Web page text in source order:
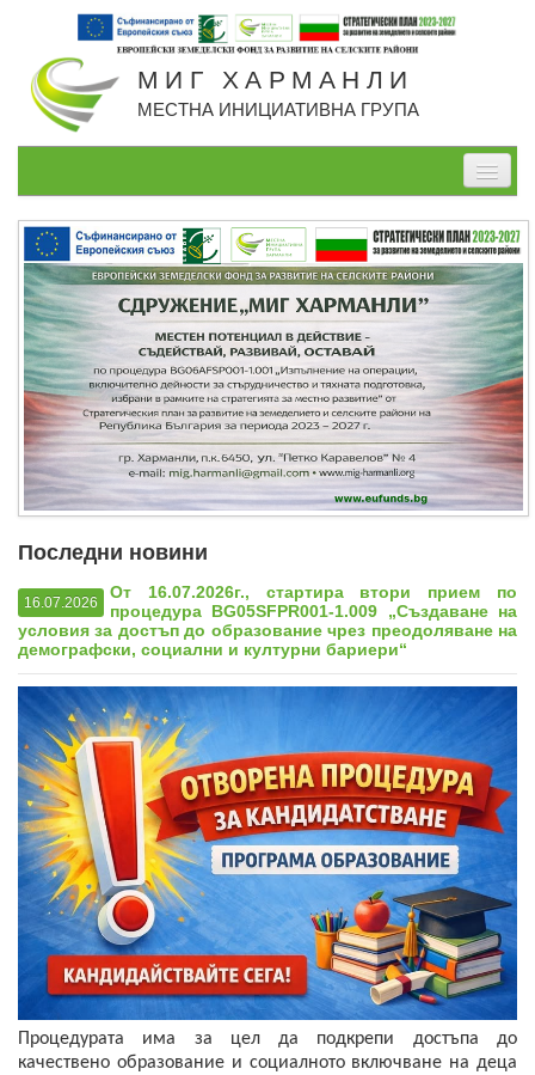
МИГ ХАРМАНЛИ
МЕСТНА ИНИЦИАТИВНА ГРУПА
За нас
Проекти, изпълнявани от МИГ
Проекти по СВОМР
Стратегия
Мерки
Дейности
Профил на купувача
Новини
Фотогалерия
Контакти
МЕСТНИ И ИНИЦИАТИВНИ
Нормативна уредба
Полезни връзки
Европа инвестира
Лидер територии
Последни новини
16.07.2026
От 16.07.2026г., стартира втори прием по
процедура BG05SFPR001-1.009 „Създаване на
условия за достъп до образование чрез преодоляване на
демографски, социални и културни бариери“
Процедурата има за цел да подкрепи достъпа до
качествено образование и социалното включване на деца